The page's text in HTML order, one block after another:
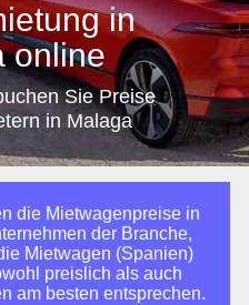
in
online
Sie Preise
in Malaga
die Mietwagenpreise in
der Branche,
Mietwagen (Spanien)
preislich als auch
am besten entsprechen.